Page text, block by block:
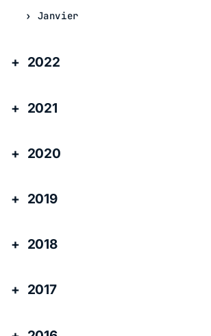
Janvier
2022
2021
2020
2019
2018
2017